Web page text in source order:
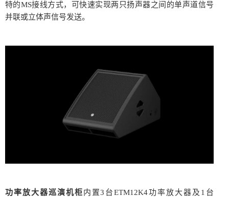
特的MS接线方式，可快速实现两只扬声器之间的单声道信号
并联或立体声信号发送。
功率放大器巡演机柜 内置3台ETM12K4功率放大器及1台